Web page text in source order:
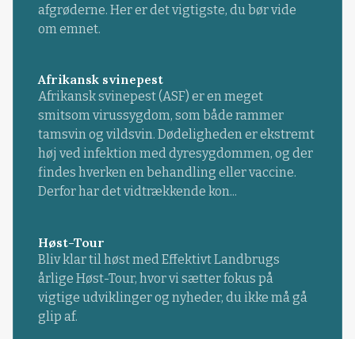
afgrøderne. Her er det vigtigste, du bør vide
om emnet.
Afrikansk svinepest
Afrikansk svinepest (ASF) er en meget
smitsom virussygdom, som både rammer
tamsvin og vildsvin. Dødeligheden er ekstremt
høj ved infektion med dyresygdommen, og der
findes hverken en behandling eller vaccine.
Derfor har det vidtrækkende kon...
Høst-Tour
Bliv klar til høst med Effektivt Landbrugs
årlige Høst-Tour, hvor vi sætter fokus på
vigtige udviklinger og nyheder, du ikke må gå
glip af.